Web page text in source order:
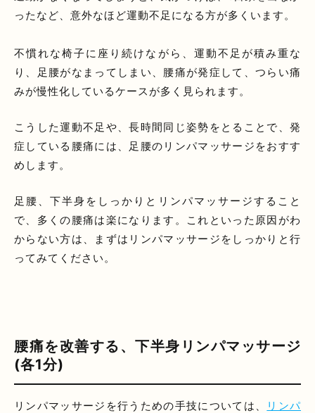
ったなど、意外なほど運動不足になる方が多くいます。
不慣れな椅子に座り続けながら、運動不足が積み重な
り、足腰がなまってしまい、腰痛が発症して、つらい痛
みが慢性化しているケースが多く見られます。
こうした運動不足や、長時間同じ姿勢をとることで、発
症している腰痛には、足腰のリンパマッサージをおすす
めします。
足腰、下半身をしっかりとリンパマッサージすること
で、多くの腰痛は楽になります。これといった原因がわ
からない方は、まずはリンパマッサージをしっかりと行
ってみてください。
腰痛を改善する、下半身リンパマッサージ
(各1分)
リンパマッサージを行うための手技については、
リンパ